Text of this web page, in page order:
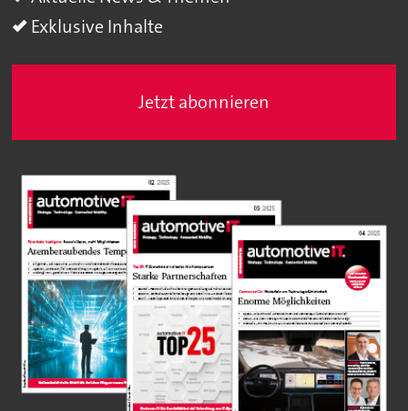
Exklusive Inhalte
Jetzt abonnieren